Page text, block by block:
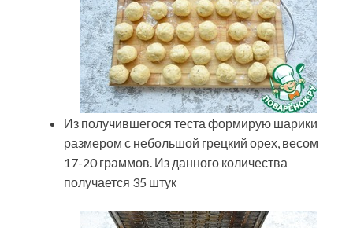
Из получившегося теста формирую шарики
размером с небольшой грецкий орех, весом
17-20 граммов. Из данного количества
получается 35 штук